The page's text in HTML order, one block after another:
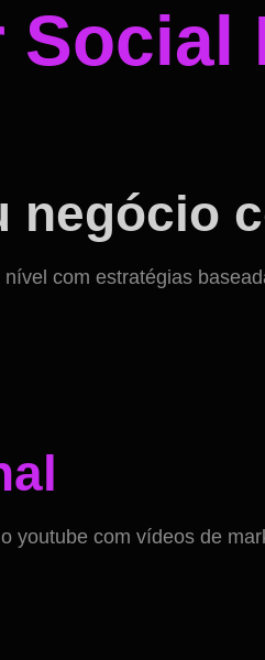
Social
negócio
com estratégias
youtube com vídeos de